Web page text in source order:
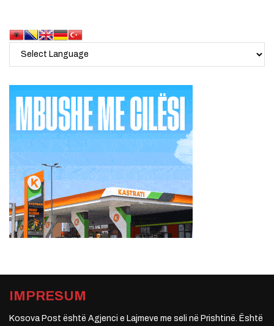
IMPRESUM
Kosova Post është Agjenci e Lajmeve me seli në Prishtinë. Është